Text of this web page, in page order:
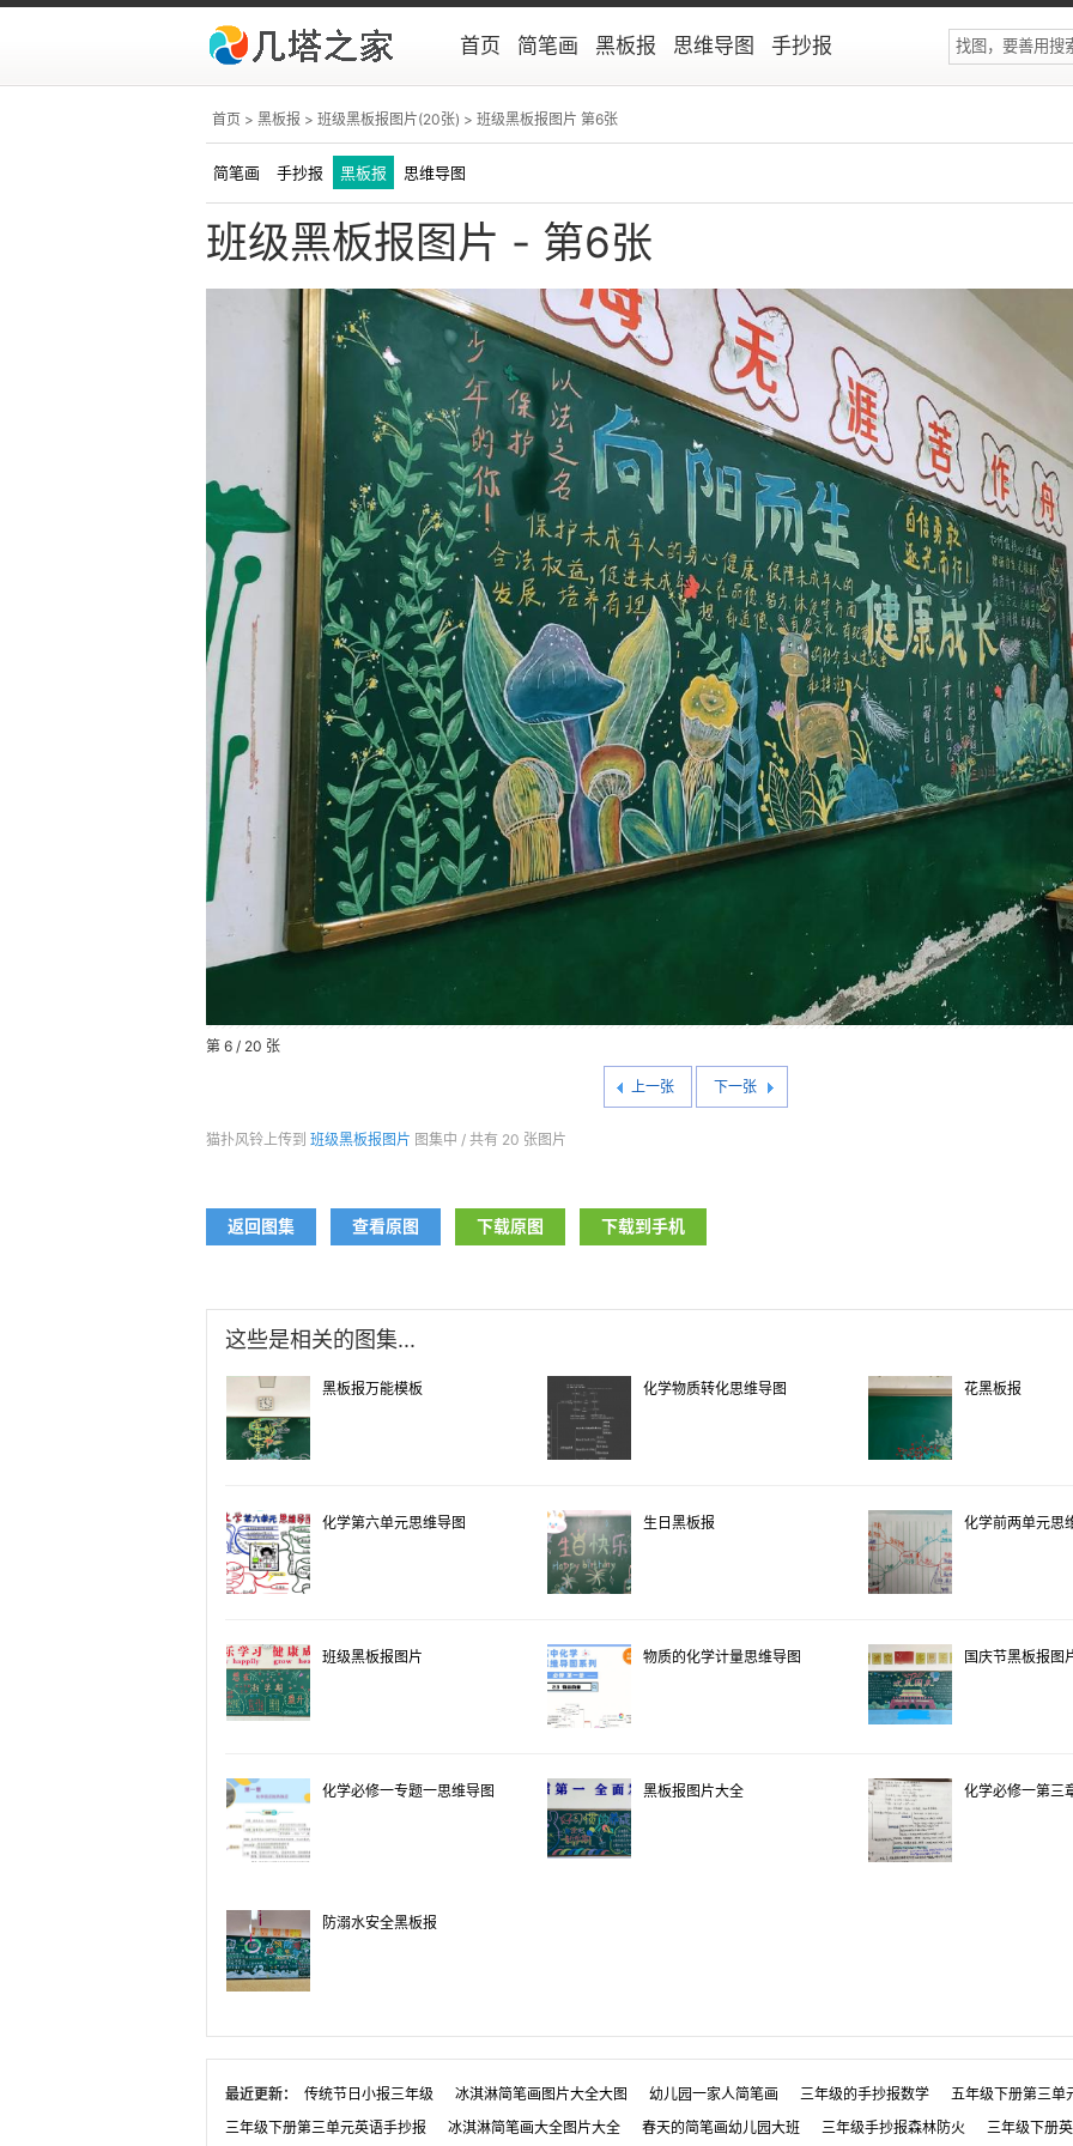
首页 简笔画 黑板报 思维导图 手抄报
首页 > 黑板报 > 班级黑板报图片(20张) > 班级黑板报图片 第6张
简笔画 手抄报 黑板报 思维导图
班级黑板报图片 - 第6张
第 6 / 20 张
上一张 下一张
猫扑风铃上传到 班级黑板报图片 图集中 / 共有 20 张图片
返回图集 查看原图 下载原图 下载到手机
这些是相关的图集...
黑板报万能模板 化学物质转化思维导图 花黑板报
化学第六单元思维导图 生日黑板报 化学前两单元思
班级黑板报图片 物质的化学计量思维导图 国庆节黑板报图
化学必修一专题一思维导图 黑板报图片大全 化学必修一第三
防溺水安全黑板报
最近更新： 传统节日小报三年级 冰淇淋简笔画图片大全大图 幼儿园一家人简笔画 三年级的手抄报数学
五年级下册第三单
三年级下册第三单元英语手抄报
冰淇淋简笔画大全图片大全 春天的简笔画幼儿园大班 三年级手抄报森林防火 三年级下册